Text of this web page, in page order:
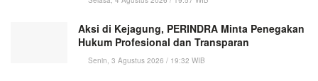
Aksi di Kejagung, PERINDRA Minta Penegakan
Hukum Profesional dan Transparan
Senin, 3 Agustus 2026 / 19:32 WIB